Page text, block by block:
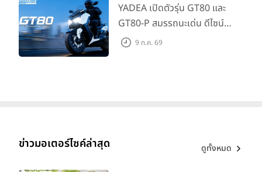
YADEA เปิดตัวรุ่น GT80 และ
GT80-P สมรรถนะเด่น ดีไซน์หรู
ปลอดภัย ราคาเข้าถึงง่าย จด
9 ก.ค. 69
ข่าวมอเตอร์ไซค์ล่าสุด ดูทั้งหมด